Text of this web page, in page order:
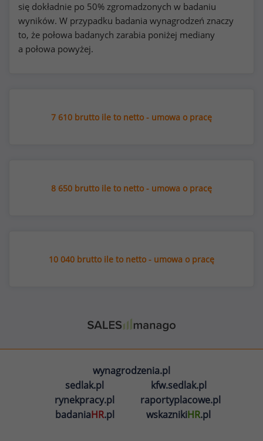
się dokładnie po 50% zgromadzonych w badaniu
wyników. W przypadku badania wynagrodzeń znaczy
to, że połowa badanych zarabia poniżej mediany
a połowa powyżej.
7 610 brutto ile to netto - umowa o pracę
8 650 brutto ile to netto - umowa o pracę
10 040 brutto ile to netto - umowa o pracę
wynagrodzenia.pl
sedlak.pl
kfw.sedlak.pl
rynekpracy.pl
raportyplacowe.pl
badaniaHR.pl wskaznikiHR.pl